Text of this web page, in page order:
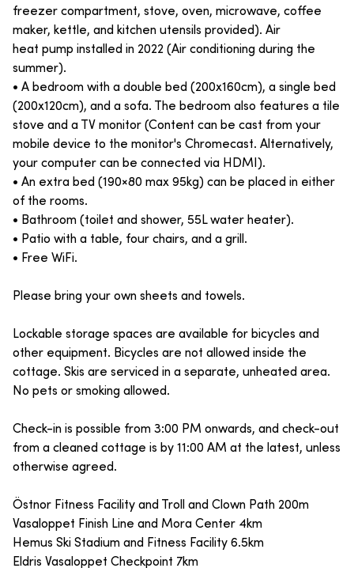
freezer compartment, stove, oven, microwave, coffee
maker, kettle, and kitchen utensils provided). Air
heat pump installed in 2022 (Air conditioning during the
summer).
• A bedroom with a double bed (200x160cm), a single bed
(200x120cm), and a sofa. The bedroom also features a tile
stove and a TV monitor (Content can be cast from your
mobile device to the monitor's Chromecast. Alternatively,
your computer can be connected via HDMI).
• An extra bed (190×80 max 95kg) can be placed in either
of the rooms.
• Bathroom (toilet and shower, 55L water heater).
• Patio with a table, four chairs, and a grill.
• Free WiFi.
Please bring your own sheets and towels.
Lockable storage spaces are available for bicycles and
other equipment. Bicycles are not allowed inside the
cottage. Skis are serviced in a separate, unheated area.
No pets or smoking allowed.
Check-in is possible from 3:00 PM onwards, and check-out
from a cleaned cottage is by 11:00 AM at the latest, unless
otherwise agreed.
Östnor Fitness Facility and Troll and Clown Path 200m
Vasaloppet Finish Line and Mora Center 4km
Hemus Ski Stadium and Fitness Facility 6.5km
Eldris Vasaloppet Checkpoint 7km